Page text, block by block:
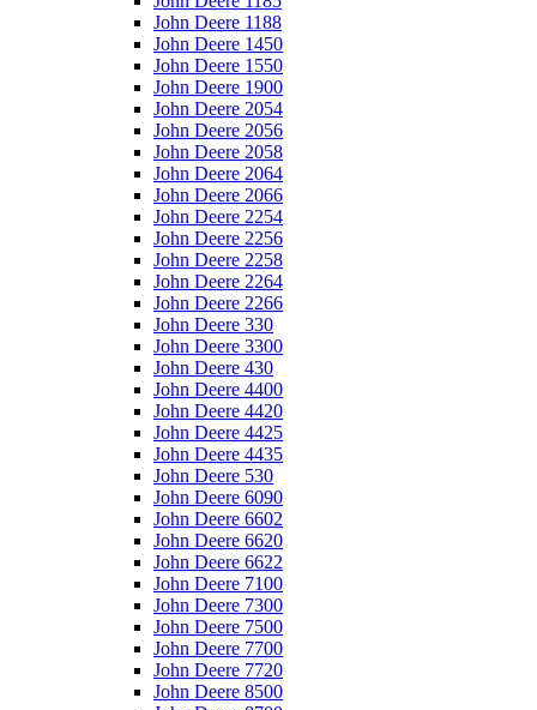
John Deere 1188
John Deere 1450
John Deere 1550
John Deere 1900
John Deere 2054
John Deere 2056
John Deere 2058
John Deere 2064
John Deere 2066
John Deere 2254
John Deere 2256
John Deere 2258
John Deere 2264
John Deere 2266
John Deere 330
John Deere 3300
John Deere 430
John Deere 4400
John Deere 4420
John Deere 4425
John Deere 4435
John Deere 530
John Deere 6090
John Deere 6602
John Deere 6620
John Deere 6622
John Deere 7100
John Deere 7300
John Deere 7500
John Deere 7700
John Deere 7720
John Deere 8500